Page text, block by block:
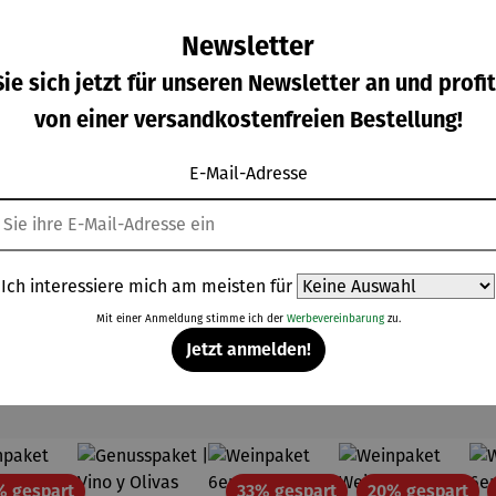
Regulärer Preis:
199,99 €
Weinkühle
One Inox
UVPRegulärer Preis:
139,99 €
Weinkühle
Case
Black
Weinset
Topseller der Kategorie Weine
gespartRabatt 33% gespartRabatt20% gespart
Newsletter
sich jetzt für unseren Newsletter an und
von einer versandkostenfreien Bestellung!
E-Mail-Adresse
Ich interessiere mich am meisten für
Mit einer Anmeldung stimme ich der Werbevereinbarungzu.
Jetzt anmelden!